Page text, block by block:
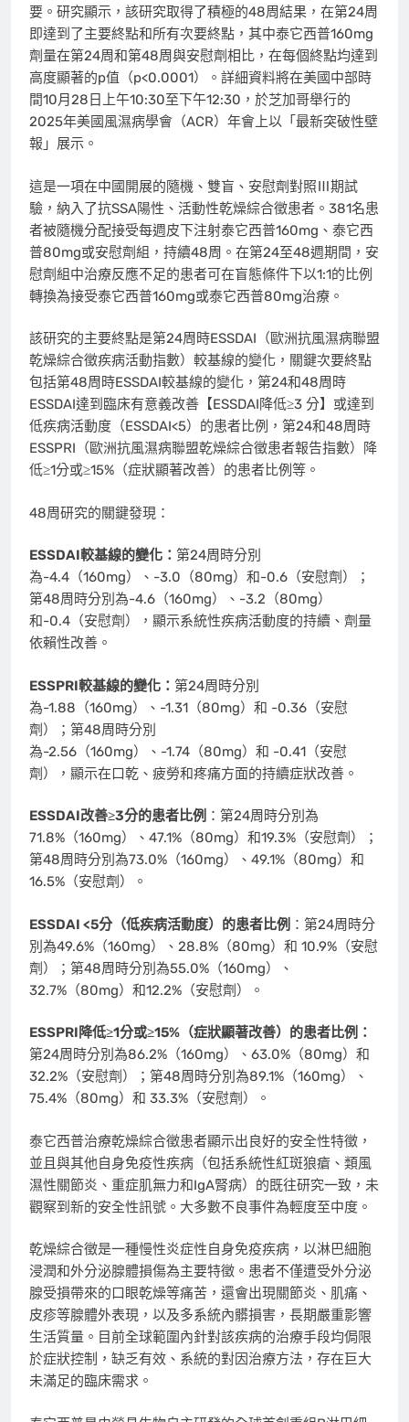
要。研究顯示，該研究取得了積極的48周結果，在第24周
即達到了主要終點和所有次要終點，其中泰它西普160mg
劑量在第24周和第48周與安慰劑相比，在每個終點均達到
高度顯著的p值（p<0.0001）。詳細資料將在美國中部時
間10月28日上午10:30至下午12:30，於芝加哥舉行的
2025年美國風濕病學會（ACR）年會上以「最新突破性壁
報」展示。
這是一項在中國開展的隨機、雙盲、安慰劑對照Ⅲ期試
驗，納入了抗SSA陽性、活動性乾燥綜合徵患者。381名患
者被隨機分配接受每週皮下注射泰它西普160mg、泰它西
普80mg或安慰劑組，持續48周。在第24至48週期間，安
慰劑組中治療反應不足的患者可在盲態條件下以1:1的比例
轉換為接受泰它西普160mg或泰它西普80mg治療。
該研究的主要終點是第24周時ESSDAI（歐洲抗風濕病聯盟
乾燥綜合徵疾病活動指數）較基線的變化，關鍵次要終點
包括第48周時ESSDAI較基線的變化，第24和48周時
ESSDAI達到臨床有意義改善【ESSDAI降低≥3 分】或達到
低疾病活動度（ESSDAI<5）的患者比例，第24和48周時
ESSPRI（歐洲抗風濕病聯盟乾燥綜合徵患者報告指數）降
低≥1分或≥15%（症狀顯著改善）的患者比例等。
48周研究的關鍵發現：
ESSDAI較基線的變化： 第24周時分別
為-4.4（160mg）、-3.0（80mg）和-0.6（安慰劑）；
第48周時分別為-4.6（160mg）、-3.2（80mg）
和-0.4（安慰劑），顯示系統性疾病活動度的持續、劑量
依賴性改善。
ESSPRI較基線的變化： 第24周時分別
為-1.88（160mg）、-1.31（80mg）和 -0.36（安慰
劑）；第48周時分別
為-2.56（160mg）、-1.74（80mg）和 -0.41（安慰
劑），顯示在口乾、疲勞和疼痛方面的持續症狀改善。
ESSDAI改善≥3分的患者比例 ：第24周時分別為
71.8%（160mg）、47.1%（80mg）和19.3%（安慰劑）；
第48周時分別為73.0%（160mg）、49.1%（80mg）和
16.5%（安慰劑）。
ESSDAI <5分（低疾病活動度）的患者比例 ：第24周時分
別為49.6%（160mg）、28.8%（80mg）和 10.9%（安慰
劑）；第48周時分別為55.0%（160mg）、
32.7%（80mg）和12.2%（安慰劑）。
ESSPRI降低≥1分或≥15%（症狀顯著改善）的患者比例：
第24周時分別為86.2%（160mg）、63.0%（80mg）和
32.2%（安慰劑）；第48周時分別為89.1%（160mg）、
75.4%（80mg）和 33.3%（安慰劑）。
泰它西普治療乾燥綜合徵患者顯示出良好的安全性特徵，
並且與其他自身免疫性疾病（包括系統性紅斑狼瘡、類風
濕性關節炎、重症肌無力和IgA腎病）的既往研究一致，未
觀察到新的安全性訊號。大多數不良事件為輕度至中度。
乾燥綜合徵是一種慢性炎症性自身免疫疾病，以淋巴細胞
浸潤和外分泌腺體損傷為主要特徵。患者不僅遭受外分泌
腺受損帶來的口眼乾燥等痛苦，還會出現關節炎、肌痛、
皮疹等腺體外表現，以及多系統內髒損害，長期嚴重影響
生活質量。目前全球範圍內針對該疾病的治療手段均侷限
於症狀控制，缺乏有效、系統的對因治療方法，存在巨大
未滿足的臨床需求。